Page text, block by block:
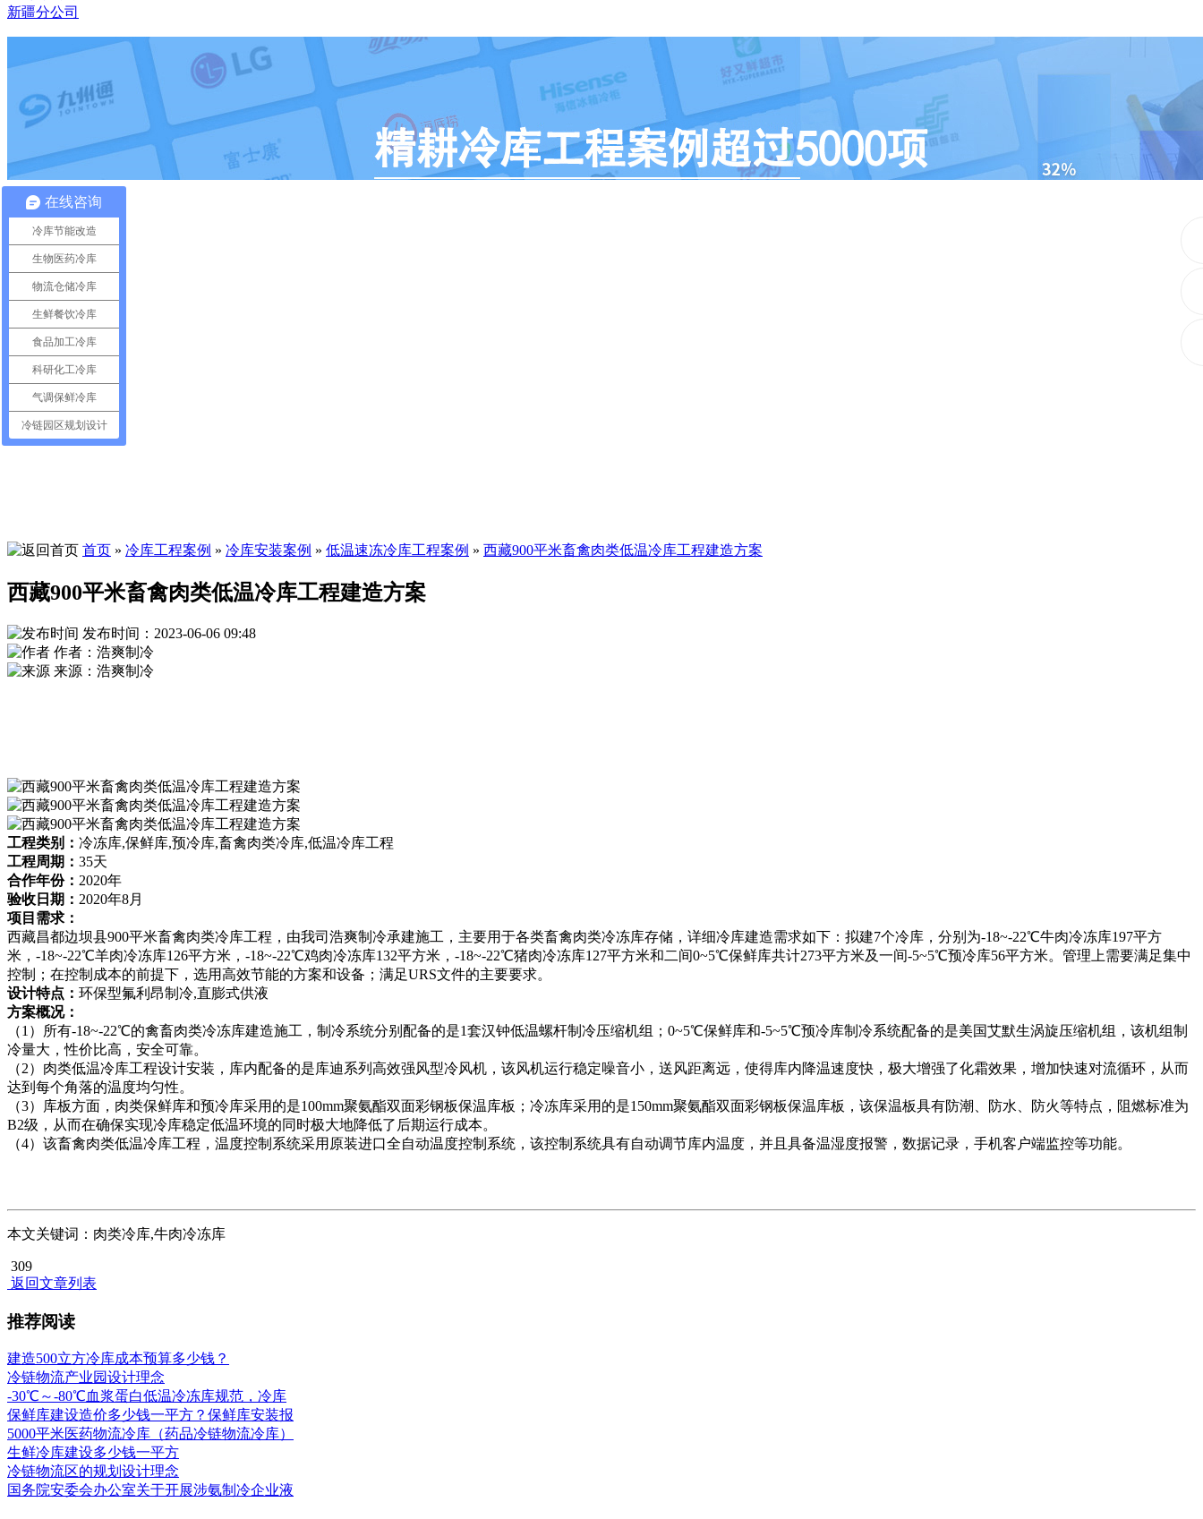
新疆分公司
首页 » 冷库工程案例 » 冷库安装案例 » 低温速冻冷库工程案例 » 西藏900平米畜禽肉类低温冷库工程建造方案
西藏900平米畜禽肉类低温冷库工程建造方案
发布时间：2023-06-06 09:48
作者：浩爽制冷
来源：浩爽制冷
工程类别： 冷冻库,保鲜库,预冷库,畜禽肉类冷库,低温冷库工程
工程周期： 35天
合作年份： 2020年
验收日期： 2020年8月
项目需求：
西藏昌都边坝县900平米畜禽肉类冷库工程，由我司浩爽制冷承建施工，主要用于各类畜禽肉类冷冻库存储，详细冷库建造需求如下：拟建7个冷库，分别为-18~-22℃牛肉冷冻库197平方
米，-18~-22℃羊肉冷冻库126平方米，-18~-22℃鸡肉冷冻库132平方米，-18~-22℃猪肉冷冻库127平方米和二间0~5℃保鲜库共计273平方米及一间-5~5℃预冷库56平方米。管理上需要满足集中
控制；在控制成本的前提下，选用高效节能的方案和设备；满足URS文件的主要要求。
设计特点： 环保型氟利昂制冷,直膨式供液
方案概况：
（1）所有-18~-22℃的禽畜肉类冷冻库建造施工，制冷系统分别配备的是1套汉钟低温螺杆制冷压缩机组；0~5℃保鲜库和-5~5℃预冷库制冷系统配备的是美国艾默生涡旋压缩机组，该机组制
冷量大，性价比高，安全可靠。
（2）肉类低温冷库工程设计安装，库内配备的是库迪系列高效强风型冷风机，该风机运行稳定噪音小，送风距离远，使得库内降温速度快，极大增强了化霜效果，增加快速对流循环，从而
达到每个角落的温度均匀性。
（3）库板方面，肉类保鲜库和预冷库采用的是100mm聚氨酯双面彩钢板保温库板；冷冻库采用的是150mm聚氨酯双面彩钢板保温库板，该保温板具有防潮、防水、防火等特点，阻燃标准为
B2级，从而在确保实现冷库稳定低温环境的同时极大地降低了后期运行成本。
（4）该畜禽肉类低温冷库工程，温度控制系统采用原装进口全自动温度控制系统，该控制系统具有自动调节库内温度，并且具备温湿度报警，数据记录，手机客户端监控等功能。
本文关键词：肉类冷库,牛肉冷冻库
309
返回文章列表
推荐阅读
建造500立方冷库成本预算多少钱？
冷链物流产业园设计理念
-30℃～-80℃血浆蛋白低温冷冻库规范，冷库
保鲜库建设造价多少钱一平方？保鲜库安装报
5000平米医药物流冷库（药品冷链物流冷库）
生鲜冷库建设多少钱一平方
冷链物流区的规划设计理念
国务院安委会办公室关于开展涉氨制冷企业液
在线咨询
冷库节能改造
生物医药冷库
物流仓储冷库
生鲜餐饮冷库
食品加工冷库
科研化工冷库
气调保鲜冷库
冷链园区规划设计